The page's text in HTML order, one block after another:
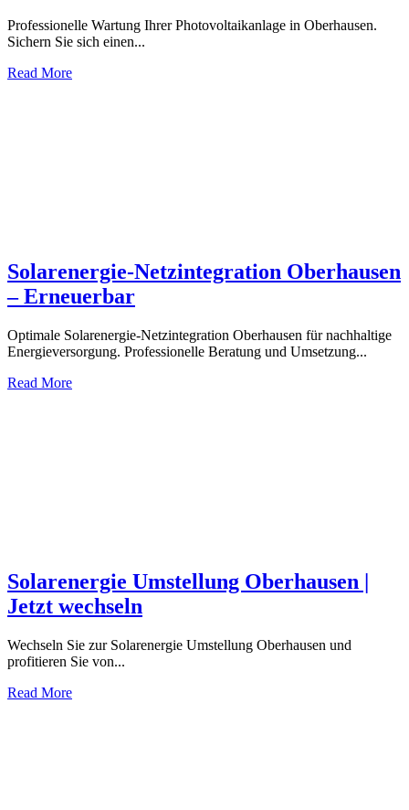
Professionelle Wartung Ihrer Photovoltaikanlage in Oberhausen.
Sichern Sie sich einen...
Read More
Solarenergie-Netzintegration Oberhausen
– Erneuerbar
Optimale Solarenergie-Netzintegration Oberhausen für nachhaltige
Energieversorgung. Professionelle Beratung und Umsetzung...
Read More
Solarenergie Umstellung Oberhausen |
Jetzt wechseln
Wechseln Sie zur Solarenergie Umstellung Oberhausen und
profitieren Sie von...
Read More